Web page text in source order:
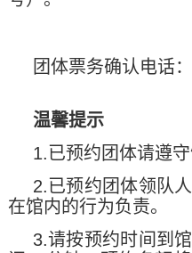
团体票务确认电话
温馨提示
1.已预约团体请遵守
2.已预约团体领队
在馆内的行为负责。
3.请按预约时间到